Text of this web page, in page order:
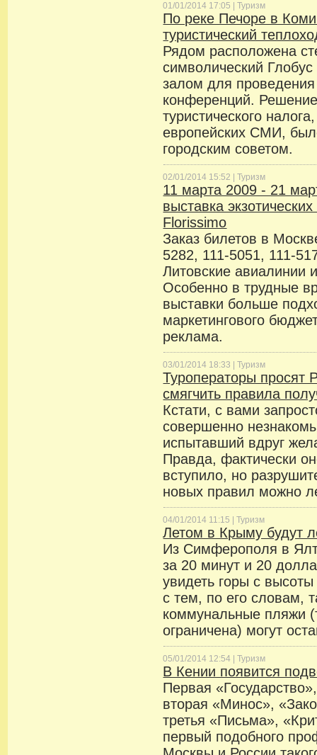
01/01/2014 17:05 |Туризм
По реке Печоре в Коми
туристический
Рядом расположена
символический
залом для
конференций.
туристического
европейских СМИ,
городским советом.
02/01/2014 15:52 |Туризм
11 марта 2009 - 21
выставка
Florissimo
Заказ билетов в
5282, 111-5051, 111-
Литовские авиалинии
Особенно в трудные
выставки больше
маркетингового
реклама.
03/01/2014 18:33 |Туризм
Туроператоры просят
смягчить правила
Кстати, с вами
совершенно
испытавший вдруг
Правда, фактически
вступило, но
новых правил можно
04/01/2014 11:15 |Туризм
Летом в Крыму будут
Из Симферополя в
за 20 минут и 20
увидеть горы с
с тем, по его словам,
коммунальные пляжи
ограничена) могут
05/01/2014 12:54 |Туризм
В Кении появится
Первая
вторая «Минос»,
третья «Письма»,
первый подобного